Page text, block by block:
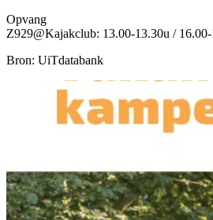
Opvang
Z929@Kajakclub: 13.00-13.30u /
Bron: UiTdatabank